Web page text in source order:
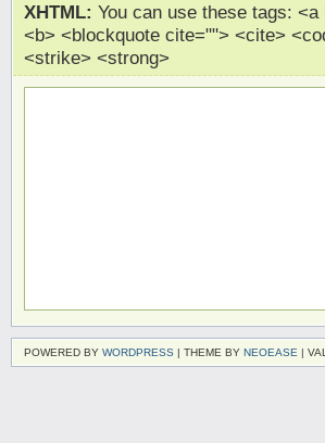
XHTML: You can use these tags:
<b> <blockquote cite=""> <cite>
<strike> <strong>
POWERED BY WORDPRESS | THEME BY NEOEASE |